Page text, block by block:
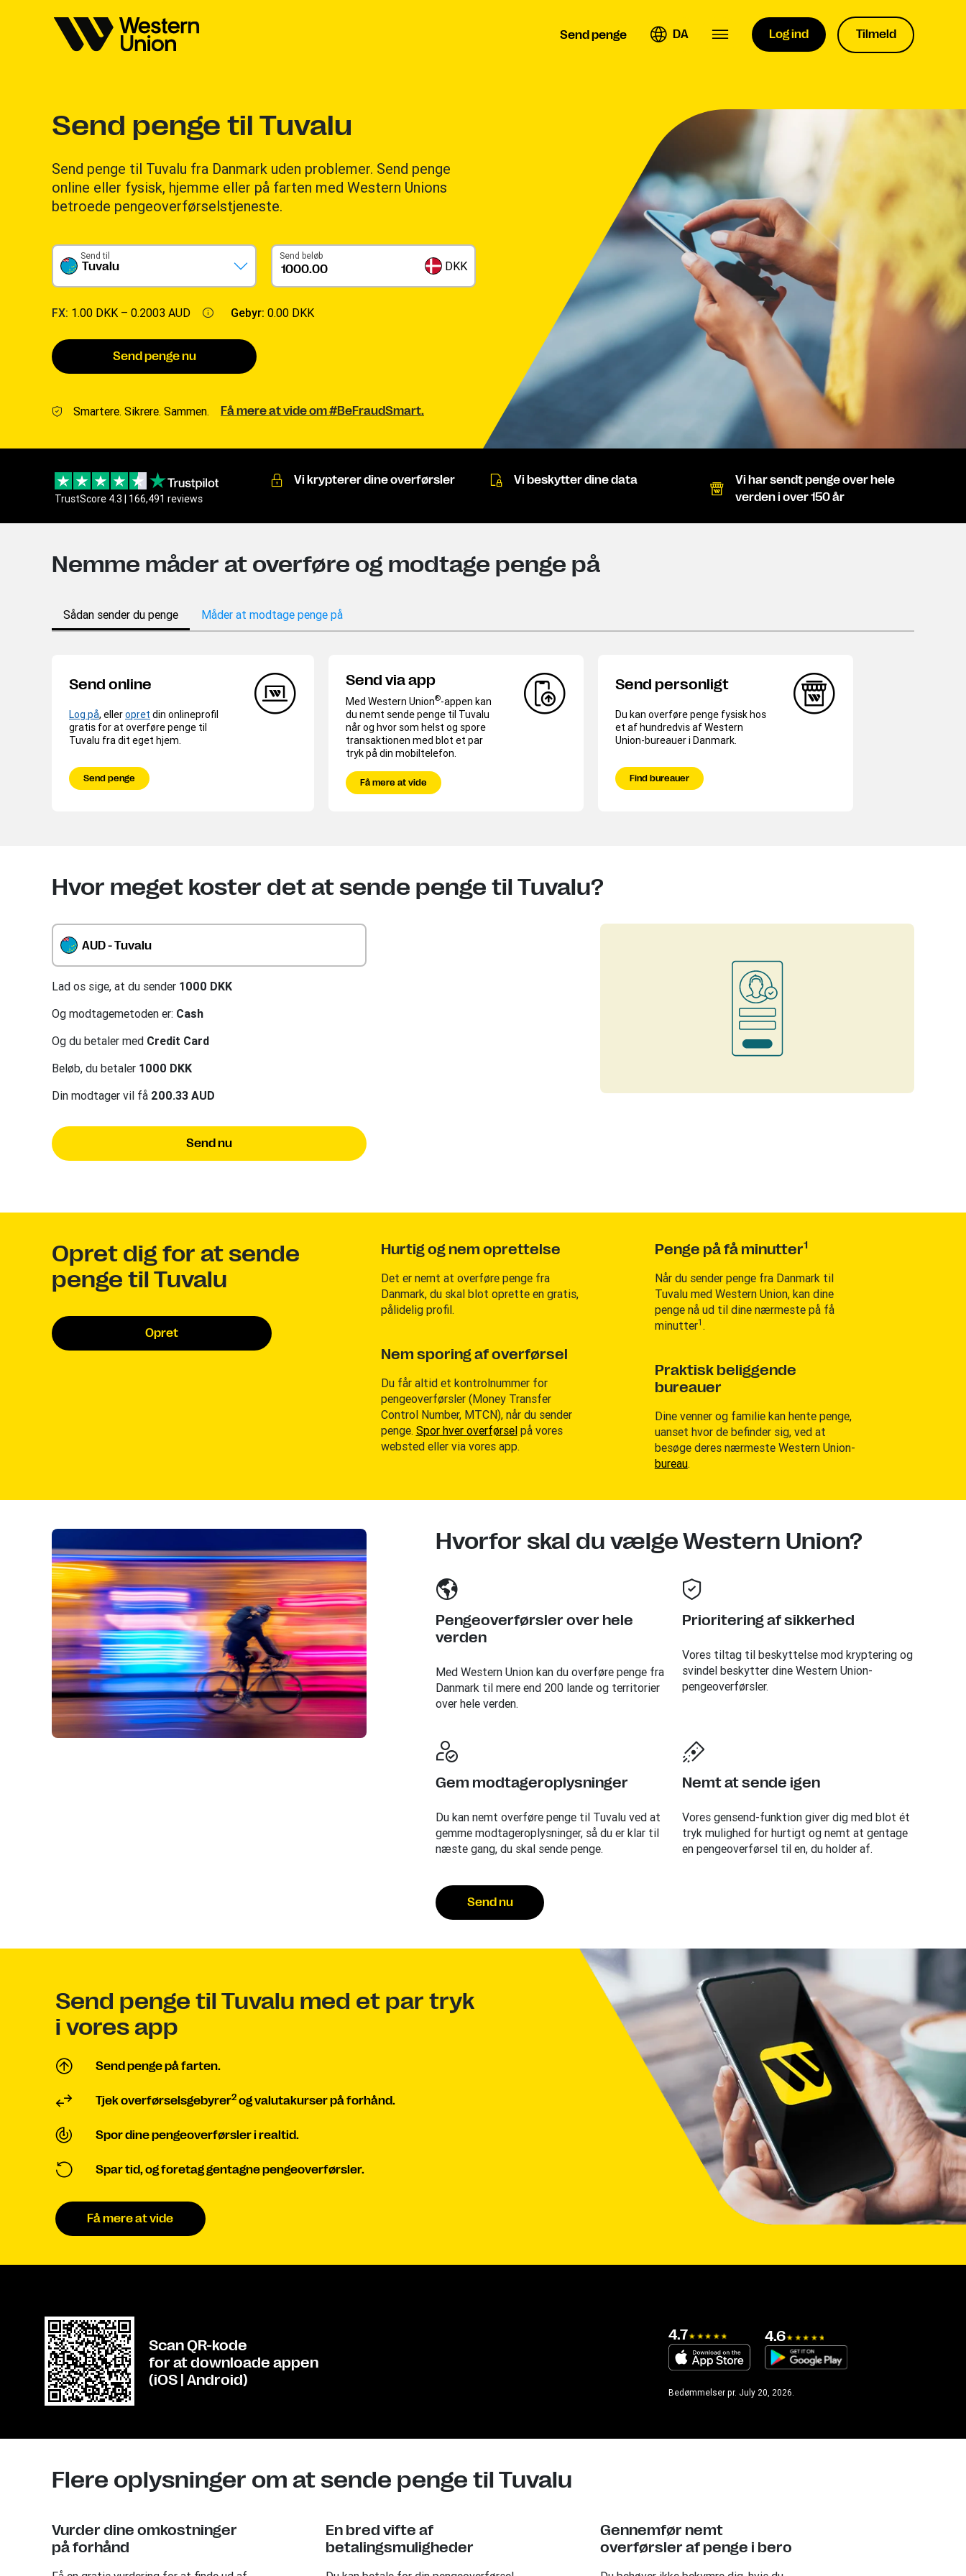
Send penge DA Log ind Tilmeld
Send penge til Tuvalu
Send penge til Tuvalu fra Danmark uden problemer. Send penge
online eller fysisk, hjemme eller på farten med Western Unions
betroede pengeoverførselstjeneste.
Tuvalu
Send til Send beløb
DKK
FX: 1.00 DKK – 0.2003 AUD Gebyr: 0.00 DKK
Send penge nu
Smartere. Sikrere. Sammen. Få mere at vide om #BeFraudSmart.
TrustScore 4.3 | 166,491 reviews
Vi krypterer dine overførsler Vi beskytter dine data
Vi har sendt penge over hele
verden i over 150 år
Nemme måder at overføre og modtage penge på
Sådan sender du penge Måder at modtage penge på
Send online
Log på, elleropret din onlineprofil
gratis for at overføre penge til
Tuvalu fra dit eget hjem.
Send penge
Send via app
Med Western Union®-appen kan
du nemt sende penge til Tuvalu
når og hvor som helst og spore
transaktionen med blot et par
tryk på din mobiltelefon.
Få mere at vide
Send personligt
Du kan overføre penge fysisk hos
et af hundredvis af Western
Union-bureauer i Danmark.
Find bureauer
Hvor meget koster det at sende penge til Tuvalu?
AUD - Tuvalu
Lad os sige, at du sender 1000 DKK
Og modtagemetoden er: Cash
Og du betaler med Credit Card
Beløb, du betaler 1000 DKK
Din modtager vil få 200.33 AUD
Send nu
Opret dig for at sende
penge til Tuvalu
Opret
Hurtig og nem oprettelse
Det er nemt at overføre penge fra
Danmark, du skal blot oprette en gratis,
pålidelig profil.
Nem sporing af overførsel
Du får altid et kontrolnummer for
pengeoverførsler (Money Transfer
Control Number, MTCN), når du sender
penge. Spor hver overførselpå vores
websted eller via vores app.
Penge på få minutter1
Når du sender penge fra Danmark til
Tuvalu med Western Union, kan dine
penge nå ud til dine nærmeste på få
minutter1 .
Praktisk beliggende
bureauer
Dine venner og familie kan hente penge,
uanset hvor de befinder sig, ved at
besøge deres nærmeste Western Union-
bureau.
Hvorfor skal du vælge Western Union?
Pengeoverførsler over hele
verden
Med Western Union kan du overføre penge fra
Danmark til mere end 200 lande og territorier
over hele verden.
Prioritering af sikkerhed
Vores tiltag til beskyttelse mod kryptering og
svindel beskytter dine Western Union-
pengeoverførsler.
Gem modtageroplysninger
Du kan nemt overføre penge til Tuvalu ved at
gemme modtageroplysninger, så du er klar til
næste gang, du skal sende penge.
Nemt at sende igen
Vores gensend-funktion giver dig med blot ét
tryk mulighed for hurtigt og nemt at gentage
en pengeoverførsel til en, du holder af.
Send nu
Send penge til Tuvalu med et par tryk
i vores app
Send penge på farten.
Tjek overførselsgebyrer2 og valutakurser på forhånd.
Spor dine pengeoverførsler i realtid.
Spar tid, og foretag gentagne pengeoverførsler.
Få mere at vide
Scan QR-kode
for at downloade appen
(iOS | Android)
4.7 4.6
Bedømmelser pr. July 20, 2026.
Flere oplysninger om at sende penge til Tuvalu
Vurder dine omkostninger
på forhånd
En bred vifte af
betalingsmuligheder
Gennemfør nemt
overførsler af penge i bero